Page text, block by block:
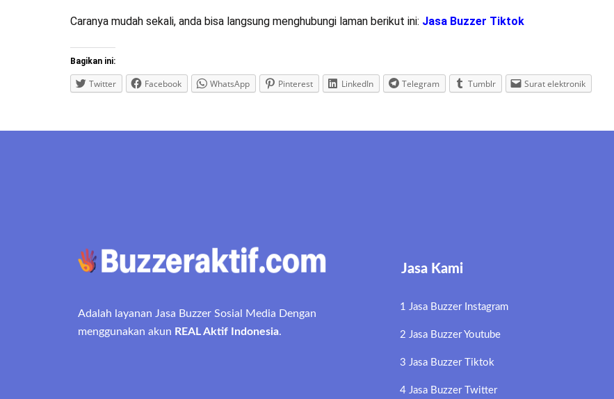
Caranya mudah sekali, anda bisa langsung menghubungi laman berikut ini: Jasa Buzzer Tiktok
Bagikan ini:
Twitter Facebook WhatsApp Pinterest LinkedIn Telegram Tumblr Surat elektronik
Adalah layanan Jasa Buzzer Sosial Media Dengan
menggunakan akun REAL Aktif Indonesia.
Jasa Kami
1 Jasa Buzzer Instagram
2 Jasa Buzzer Youtube
3 Jasa Buzzer Tiktok
4 Jasa Buzzer Twitter